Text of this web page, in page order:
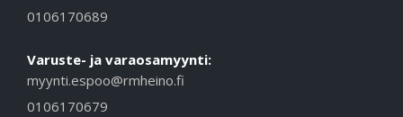
0106170689
Varuste- ja varaosamyynti:
myynti.espoo@rmheino.fi
0106170679